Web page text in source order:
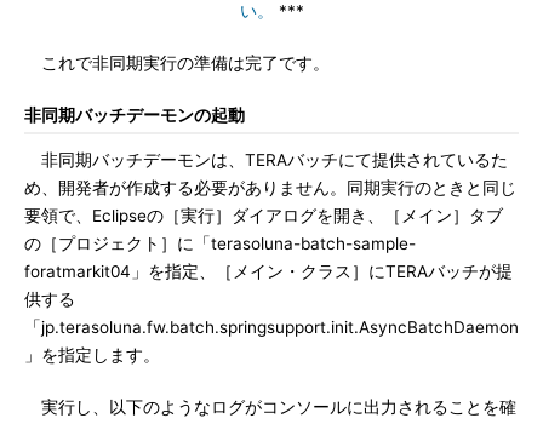
い。
***
これで非同期実行の準備は完了です。
非同期バッチデーモンの起動
非同期バッチデーモンは、TERAバッチにて提供されているた
め、開発者が作成する必要がありません。同期実行のときと同じ
要領で、Eclipseの［実行］ダイアログを開き、［メイン］タブ
の［プロジェクト］に「terasoluna-batch-sample-
foratmarkit04」を指定、［メイン・クラス］にTERAバッチが提
供する
「jp.terasoluna.fw.batch.springsupport.init.AsyncBatchDaemon
」を指定します。
実行し、以下のようなログがコンソールに出力されることを確